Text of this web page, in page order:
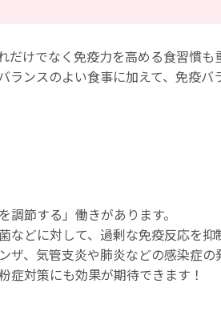
けでなく免疫力を高める食習慣も
ンスのよい食事に加えて、免疫
調節する」働きがあります。
などに対して、過剰な免疫反応を抑
ザ、気管支炎や肺炎などの感染症の
症対策にも効果が期待できます！